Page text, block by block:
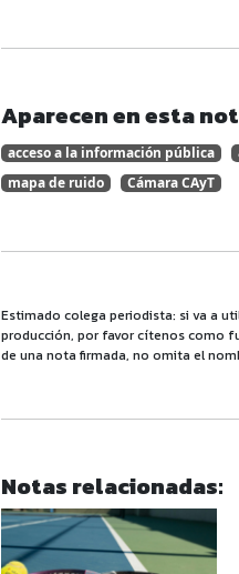
Aparecen en esta
acceso a la información pública
mapa de ruido
Cámara CAyT
Estimado colega periodista: si va a
producción, por favor cítenos como
de una nota firmada, no omita el
Notas relacionadas: